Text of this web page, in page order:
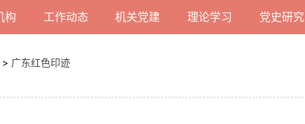
构 工作动态 机关党建 理论学习 党史研究
> 广东红色印迹